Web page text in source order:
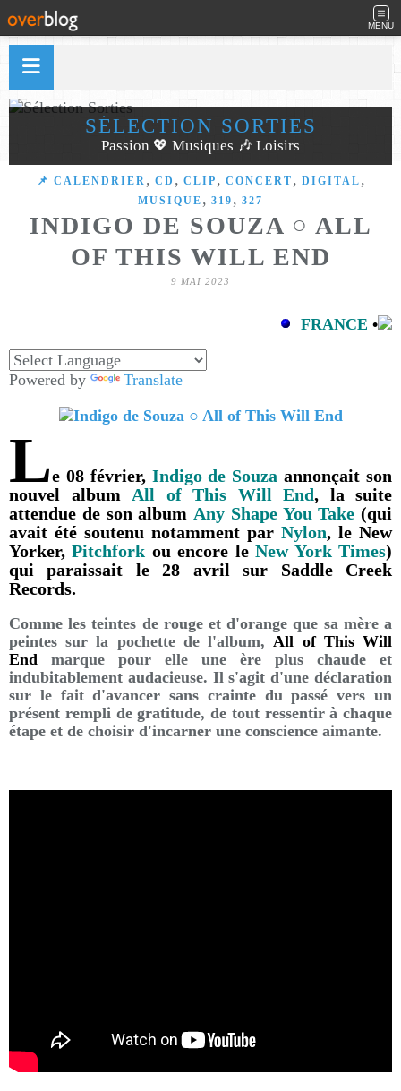
MENU
SÉLECTION SORTIES
Passion 💖 Musiques 🎶 Loisirs
📌 CALENDRIER , CD , CLIP , CONCERT , DIGITAL ,
MUSIQUE , 319 , 327
INDIGO DE SOUZA ○ ALL
OF THIS WILL END
9 MAI 2023
FRANCE •
Powered by Translate
Le 08 février, Indigo de Souza annonçait son
nouvel album All of This Will End, la suite
attendue de son album Any Shape You Take (qui
avait été soutenu notamment par Nylon, le New
Yorker,Pitchfork ou encore leNew York Times)
qui paraissait le 28 avril sur Saddle Creek
Records.
Comme les teintes de rouge et d'orange que sa mère a
peintes sur la pochette de l'album, All of This Will
End marque pour elle une ère plus chaude et
indubitablement audacieuse. Il s'agit d'une déclaration
sur le fait d'avancer sans crainte du passé vers un
présent rempli de gratitude, de tout ressentir à chaque
étape et de choisir d'incarner une conscience aimante.